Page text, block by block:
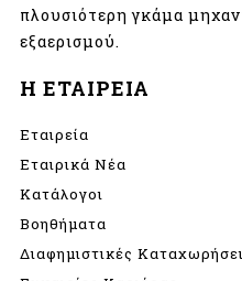
πλουσιότερη γκάμα
εξαερισμού.
Η ΕΤΑΙΡΕΙΑ
Εταιρεία
Εταιρικά Νέα
Κατάλογοι
Βοηθήματα
Διαφημιστικές